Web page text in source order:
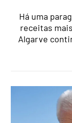
Há uma
receitas
Algarve